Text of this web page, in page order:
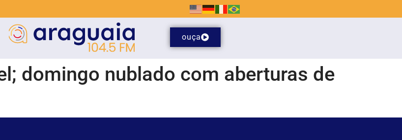
ouça
domingo nublado com aberturas de